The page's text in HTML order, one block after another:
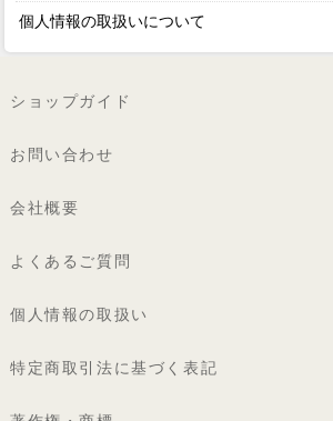
個人情報の取扱いについて
ショップガイド
お問い合わせ
会社概要
よくあるご質問
個人情報の取扱い
特定商取引法に基づく表記